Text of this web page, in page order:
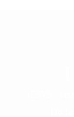
IESYS -